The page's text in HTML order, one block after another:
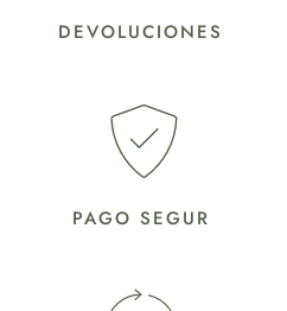
DEVOLUCIONES
PAGO SEGUR